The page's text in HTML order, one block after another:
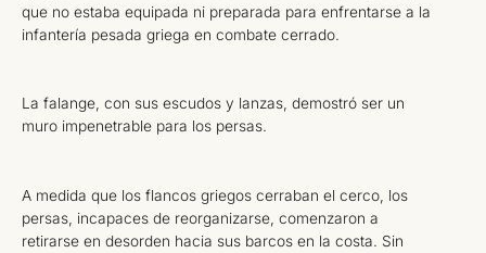
que no estaba equipada ni preparada para enfrentarse a la
infantería pesada griega en combate cerrado.
La falange, con sus escudos y lanzas, demostró ser un
muro impenetrable para los persas.
A medida que los flancos griegos cerraban el cerco, los
persas, incapaces de reorganizarse, comenzaron a
retirarse en desorden hacia sus barcos en la costa. Sin